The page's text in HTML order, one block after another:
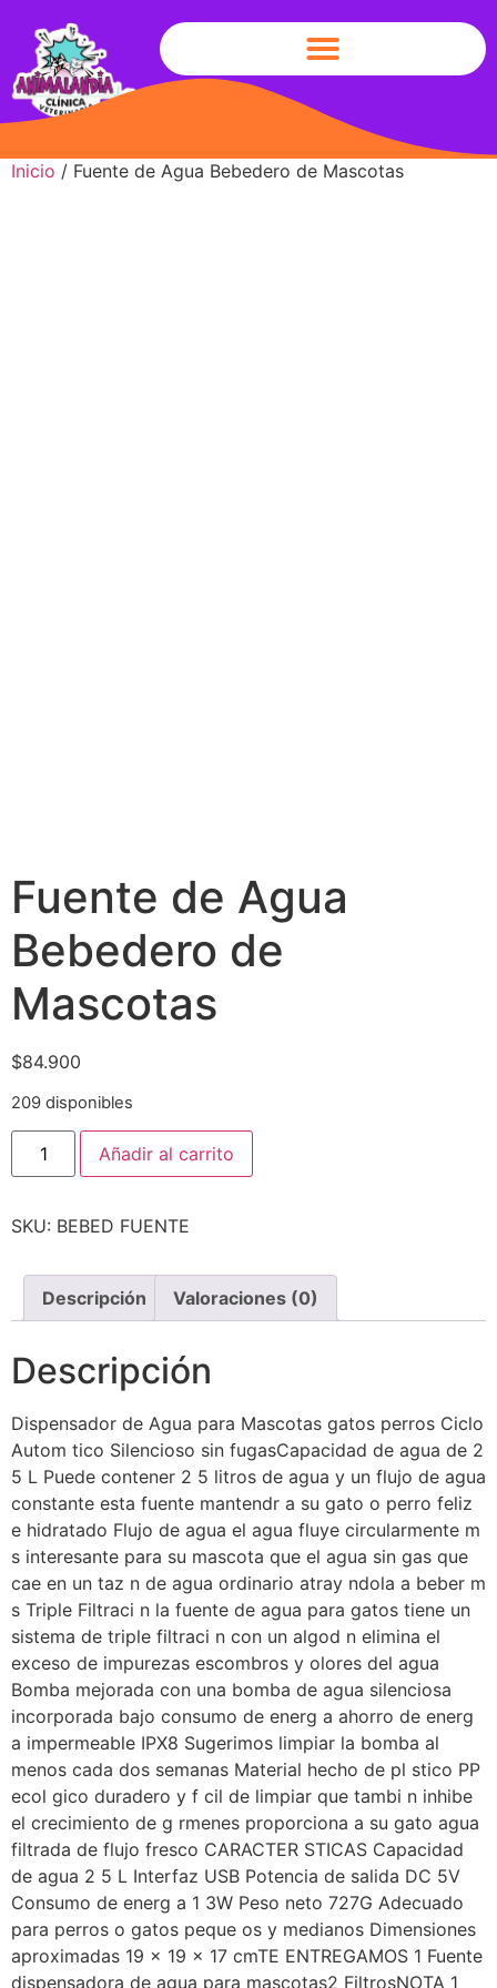
Inicio / Fuente de Agua Bebedero de Mascotas
Fuente de Agua
Bebedero de
Mascotas
$84.900
209 disponibles
Añadir al carrito
SKU: BEBED FUENTE
Descripción Valoraciones (0)
Descripción
Dispensador de Agua para Mascotas gatos perros Ciclo
Autom tico Silencioso sin fugasCapacidad de agua de 2
5 L Puede contener 2 5 litros de agua y un flujo de agua
constante esta fuente mantendr a su gato o perro feliz
e hidratado Flujo de agua el agua fluye circularmente m
s interesante para su mascota que el agua sin gas que
cae en un taz n de agua ordinario atray ndola a beber m
s Triple Filtraci n la fuente de agua para gatos tiene un
sistema de triple filtraci n con un algod n elimina el
exceso de impurezas escombros y olores del agua
Bomba mejorada con una bomba de agua silenciosa
incorporada bajo consumo de energ a ahorro de energ
a impermeable IPX8 Sugerimos limpiar la bomba al
menos cada dos semanas Material hecho de pl stico PP
ecol gico duradero y f cil de limpiar que tambi n inhibe
el crecimiento de g rmenes proporciona a su gato agua
filtrada de flujo fresco CARACTER STICAS Capacidad
de agua 2 5 L Interfaz USB Potencia de salida DC 5V
Consumo de energ a 1 3W Peso neto 727G Adecuado
para perros o gatos peque os y medianos Dimensiones
aproximadas 19 x 19 x 17 cmTE ENTREGAMOS 1 Fuente
dispensadora de agua para mascotas2 FiltrosNOTA 1